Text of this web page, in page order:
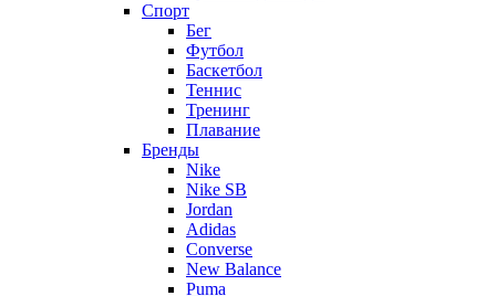
Спорт
Бег
Футбол
Баскетбол
Теннис
Тренинг
Плавание
Бренды
Nike
Nike SB
Jordan
Adidas
Converse
New Balance
Puma